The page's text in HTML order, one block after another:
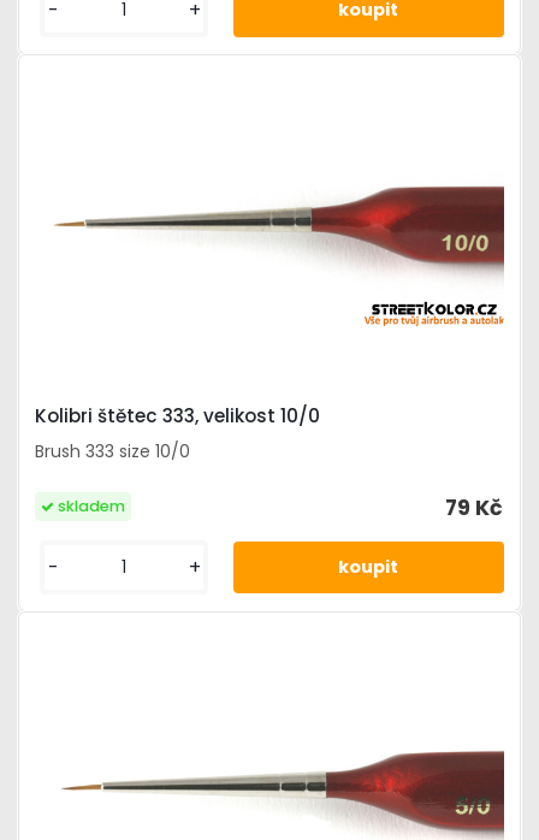
- +
Kolibri štětec 333, velikost 10/0
Brush 333 size 10/0
79 Kč
skladem
- +